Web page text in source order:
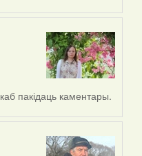
каб пакідаць каментары.